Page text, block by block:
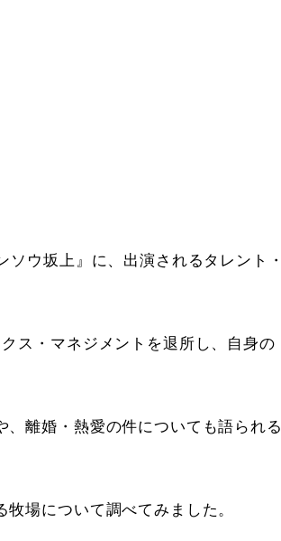
ウ坂上』に、出演されるタレント・
ス・マネジメントを退所し、自身の
離婚・熱愛の件についても語られる
場について調べてみました。